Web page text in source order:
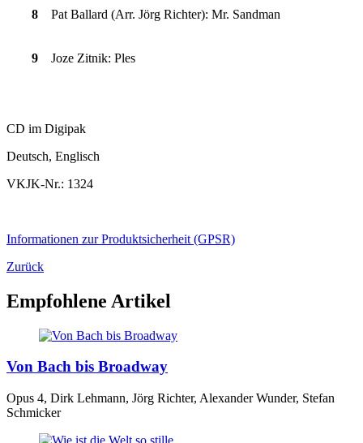
8 Pat Ballard (Arr. Jörg Richter): Mr. Sandman
9 Joze Zitnik: Ples
CD im Digipak
Deutsch, Englisch
VKJK-Nr.: 1324
Informationen zur Produktsicherheit (GPSR)
Zurück
Empfohlene Artikel
Von Bach bis Broadway
Opus 4, Dirk Lehmann, Jörg Richter, Alexander Wunder, Stefan
Schmicker